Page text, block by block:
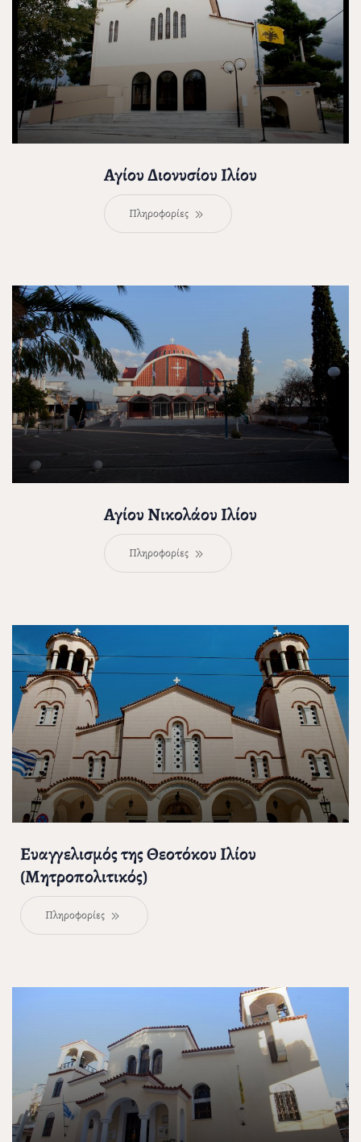
Αγίου Διονυσίου Ιλίου
Πληροφορίες
Αγίου Νικολάου Ιλίου
Πληροφορίες
Ευαγγελισμός της Θεοτόκου Ιλίου
(Μητροπολιτικός)
Πληροφορίες